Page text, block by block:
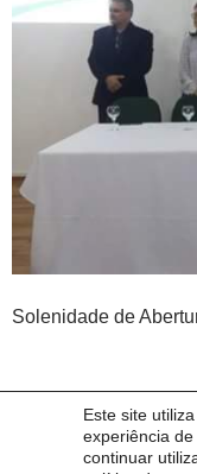
Este site
experiência
continuar
Solenidade de
Imagem anterior